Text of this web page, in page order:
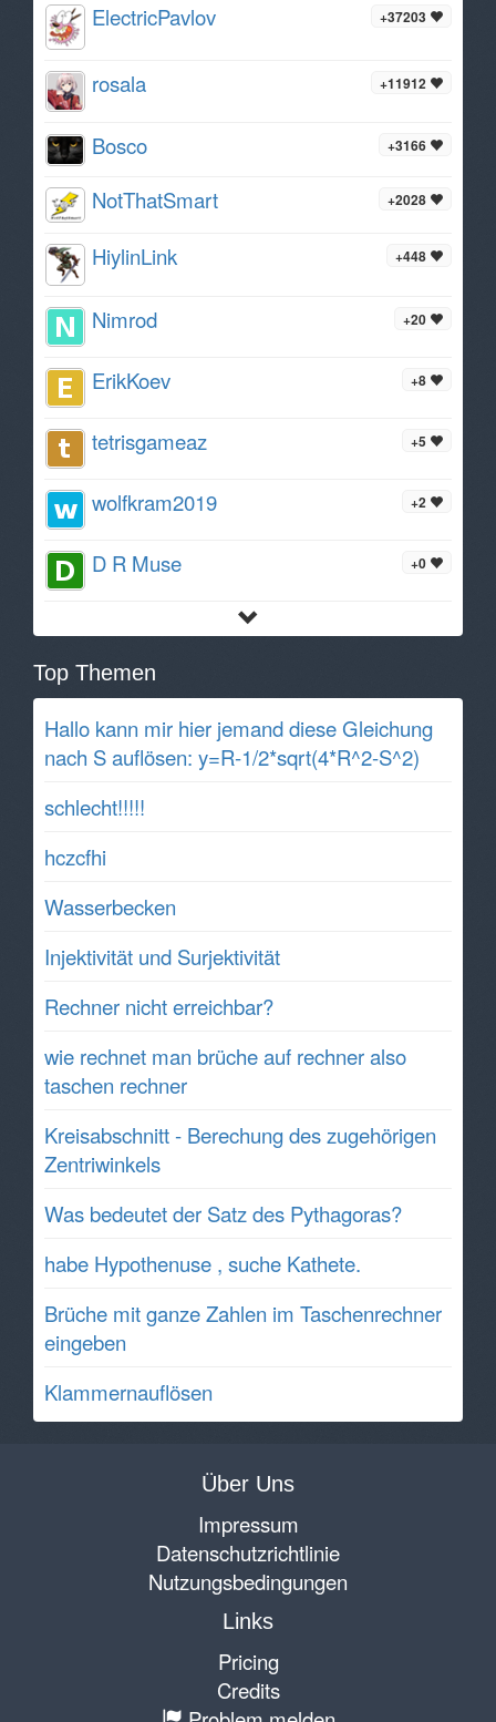
+37203
ElectricPavlov
+11912
rosala
+3166
Bosco
+2028
NotThatSmart
+448
HiylinLink
+20
Nimrod
+8
ErikKoev
+5
tetrisgameaz
+2
wolfkram2019
+0
D R Muse
Top Themen
Hallo kann mir hier jemand diese Gleichung
nach S auflösen: y=R-1/2*sqrt(4*R^2-S^2)
schlecht!!!!!
hczcfhi
Wasserbecken
Injektivität und Surjektivität
Rechner nicht erreichbar?
wie rechnet man brüche auf rechner also
taschen rechner
Kreisabschnitt - Berechung des zugehörigen
Zentriwinkels
Was bedeutet der Satz des Pythagoras?
habe Hypothenuse , suche Kathete.
Brüche mit ganze Zahlen im Taschenrechner
eingeben
Klammernauflösen
Über Uns
Impressum
Datenschutzrichtlinie
Nutzungsbedingungen
Links
Pricing
Credits